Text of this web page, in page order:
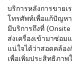
บริการหลังการขาย
โทรศัพท์เพื่อแก้ปัญห
มีบริการถึงที่
ส่งเครื่องเข้ามาซ่อ
แน่ใจได้ว่าสอดคล้อ
เพื่อเพิ่มประสิทธิภา